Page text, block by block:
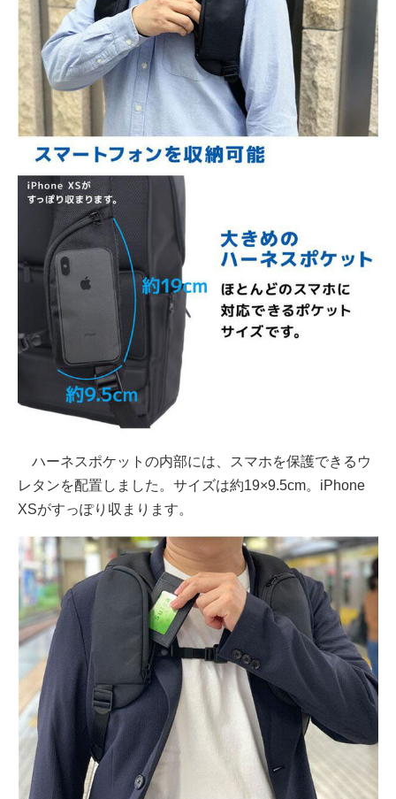
ハーネスポケットの内部には、スマホを保護できるウ
レタンを配置しました。サイズは約19×9.5cm。iPhone
XSがすっぽり収まります。